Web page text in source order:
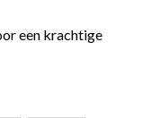
een krachtige